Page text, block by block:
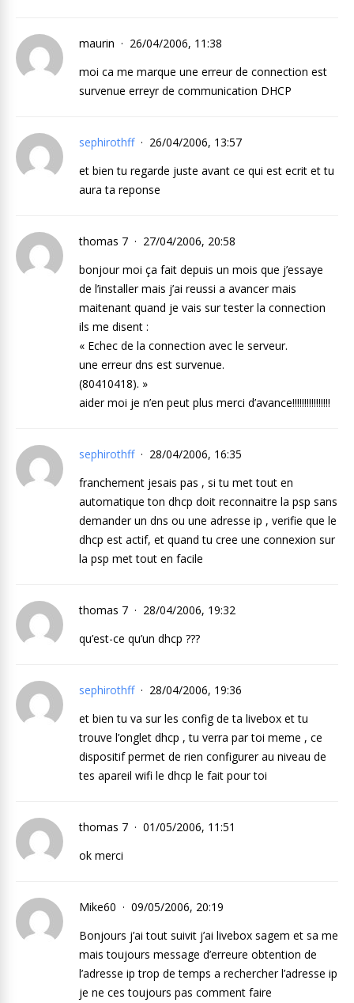
maurin
26/04/2006, 11:38
moi ca me marque une erreur de connection est
survenue erreyr de communication DHCP
sephirothff
26/04/2006, 13:57
et bien tu regarde juste avant ce qui est ecrit et tu
aura ta reponse
thomas 7
27/04/2006, 20:58
bonjour moi ça fait depuis un mois que j’essaye
de l’installer mais j’ai reussi a avancer mais
maitenant quand je vais sur tester la connection
ils me disent :
« Echec de la connection avec le serveur.
une erreur dns est survenue.
(80410418). »
aider moi je n’en peut plus merci d’avance!!!!!!!!!!!!!!!!
sephirothff
28/04/2006, 16:35
franchement jesais pas , si tu met tout en
automatique ton dhcp doit reconnaitre la psp sans
demander un dns ou une adresse ip , verifie que le
dhcp est actif, et quand tu cree une connexion sur
la psp met tout en facile
thomas 7
28/04/2006, 19:32
qu’est-ce qu’un dhcp ???
sephirothff
28/04/2006, 19:36
et bien tu va sur les config de ta livebox et tu
trouve l’onglet dhcp , tu verra par toi meme , ce
dispositif permet de rien configurer au niveau de
tes apareil wifi le dhcp le fait pour toi
thomas 7
01/05/2006, 11:51
ok merci
Mike60
09/05/2006, 20:19
Bonjours j’ai tout suivit j’ai livebox sagem et sa me
mais toujours message d’erreure obtention de
l’adresse ip trop de temps a rechercher l’adresse ip
je ne ces toujours pas comment faire